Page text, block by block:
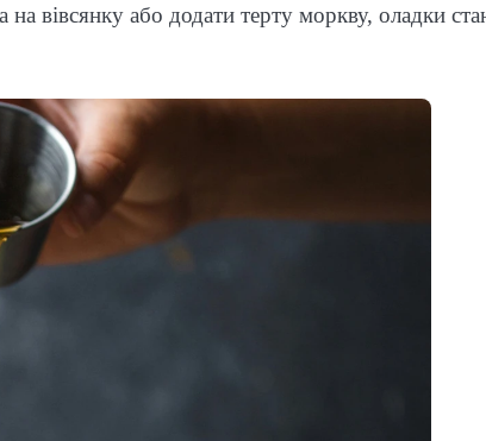
вівсянку або додати терту моркву, оладки